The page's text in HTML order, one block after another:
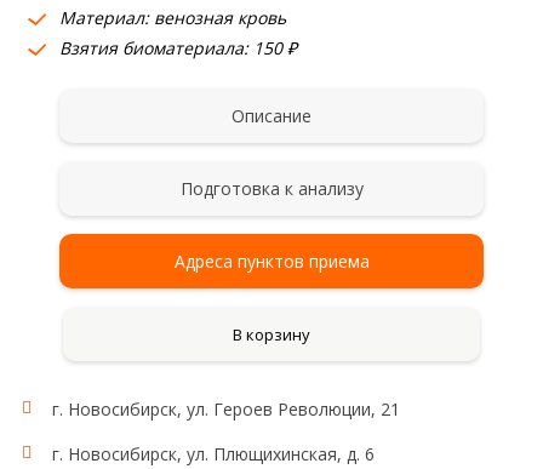
Где сдать
Материал: венозная кровь
Взятия биоматериала: 150 ₽
Описание
Подготовка к анализу
Адреса пунктов приема
В корзину
г. Новосибирск, ул. Героев Революции, 21
г. Новосибирск, ул. Плющихинская, д. 6